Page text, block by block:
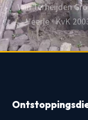
Van Terheijden
Heerle · KvK